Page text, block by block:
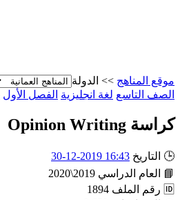
موقع المناهج >> الدولة
الصف التاسع لغة انجليزية الفصل الأول
كراسة Opinion Writing
🕒 التاريخ 16:43 2019-12-30
📘
العام الدراسي 2019\2020
🆔 رقم الملف 1894